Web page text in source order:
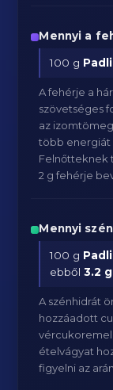
Mennyi a
100 g
A fehérje a
szövetséges
az
több energiát
Felnőtteknek
2 g fehérje
Mennyi
100 g
ebből3.2
A szénhidrát
hozzáadott
ételvágyat
figyelni az